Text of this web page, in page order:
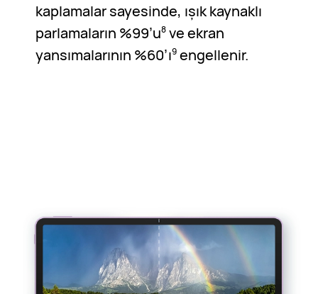
kaplamalar sayesinde, ışık kaynaklı
parlamaların %99’u8ve ekran
yansımalarının %60’ı9engellenir.